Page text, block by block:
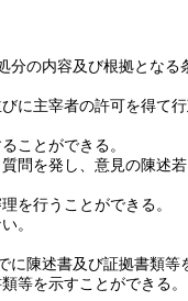
の内容及び根拠とな
に主宰者の許可を得て
ことができる。
問を発し、意見の陳述
を行うことができる。
。
陳述書及び証拠書類等
等を示すことができる。